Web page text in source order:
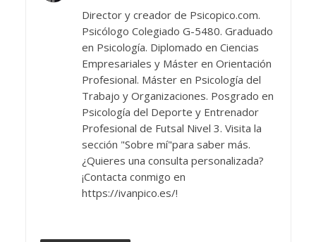
Director y creador de Psicopico.com.
Psicólogo Colegiado G-5480. Graduado
en Psicología. Diplomado en Ciencias
Empresariales y Máster en Orientación
Profesional. Máster en Psicología del
Trabajo y Organizaciones. Posgrado en
Psicología del Deporte y Entrenador
Profesional de Futsal Nivel 3. Visita la
sección "Sobre mí"para saber más.
¿Quieres una consulta personalizada?
¡Contacta conmigo en
https://ivanpico.es/!